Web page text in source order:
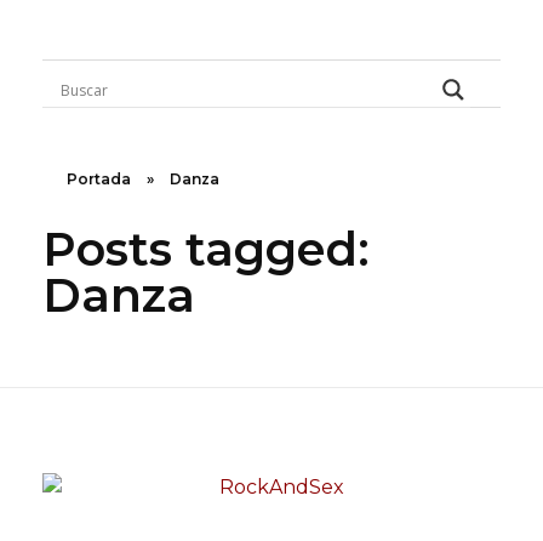
Rugidos Disidentes
Bogotá - Colombia | ISSN 2619-5569
Portada » Danza
Posts tagged:
Danza